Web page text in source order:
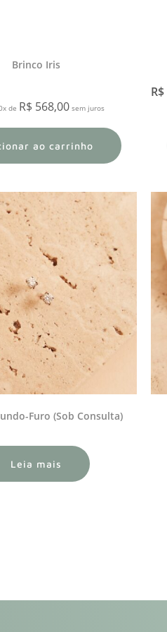
Brinco Iris
de R$ 568,00sem juros
ao carrinho
R$
Furo (Sob Consulta)
Leia mais